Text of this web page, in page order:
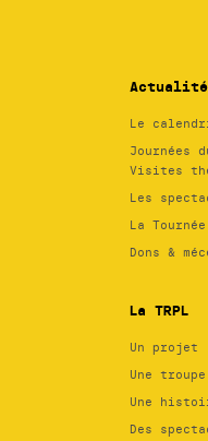
Actualité
Le
Journées
Visites
Les
La
Dons &
La TRPL
Un projet
Une troupe
Une
Des